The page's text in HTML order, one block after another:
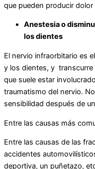
que pueden producir
Anestesia o
los dientes
El nervio infraorbitario es
y los dientes, y transcurre
que suele estar
traumatismo del nervio.
sensibilidad después de
Entre las causas más
Entre las causas de las
accidentes
deportiva, un puñetazo,